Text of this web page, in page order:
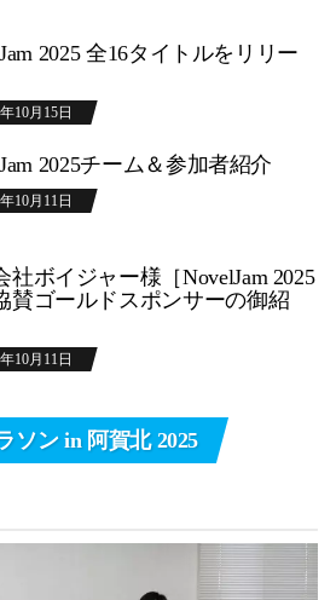
2025 全16タイトルをリリー
10月15日
2025チーム＆参加者紹介
10月11日
社ボイジャー様［NovelJam 2025
賛ゴールドスポンサーの御紹
10月11日
ソン in 阿賀北 2025